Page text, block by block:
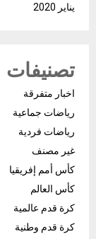
يناير 2020
تصنيفات
اخبار متفرقة
رياضات جماعية
رياضات فردية
غير مصنف
كأس أمم إفريقيا
كأس العالم
كرة قدم عالمية
كرة قدم وطنية